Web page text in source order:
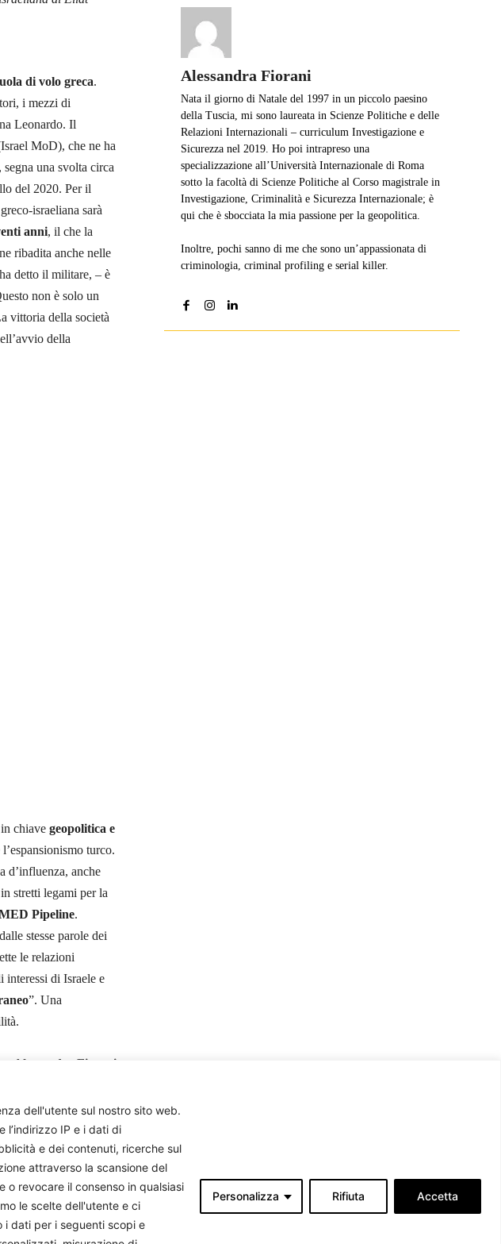
dell'utente sul nostro sito web.
l’indirizzo IP e i dati di
e dei contenuti, ricerche sul
attraverso la scansione del
revocare il consenso in qualsiasi
le scelte dell'utente e ci
i dati per i seguenti scopi e
Personalizza Rifiuta Accetta
di volo greca.
i mezzi di
Leonardo. Il
MoD), che ne ha
una svolta circa
del 2020. Per il
israeliana sarà
anni, il che la
ribadita anche nelle
detto il militare, – è
non è solo un
vittoria della società
della
chiave geopolitica e
turco.
d’influenza, anche
stretti legami per la
Pipeline.
stesse parole dei
le relazioni
interessi di Israele e
”. Una
Alessandra Fiorani
Alessandra Fiorani
Nata il giorno di Natale del 1997 in un piccolo paesino
della Tuscia, mi sono laureata in Scienze Politiche e delle
Relazioni Internazionali – curriculum Investigazione e
Sicurezza nel 2019. Ho poi intrapreso una
specializzazione all’Università Internazionale di Roma
sotto la facoltà di Scienze Politiche al Corso magistrale in
Investigazione, Criminalità e Sicurezza Internazionale; è
qui che è sbocciata la mia passione per la geopolitica.
Inoltre, pochi sanno di me che sono un’appassionata di
criminologia, criminal profiling e serial killer.
volontariamente a produrre